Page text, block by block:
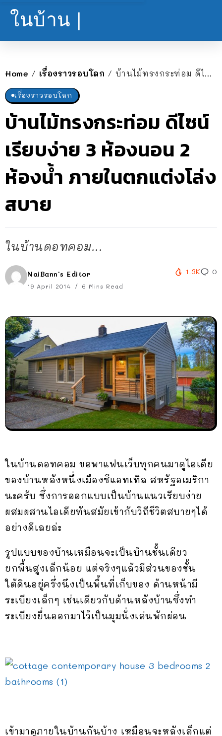
ในบ้าน |
Home / เรื่องราวรอบโลก / บ้านไม้ทรงกระท่อม ดีไซน์เรียบง่าย 3 ห้องนอน 2 ห้องน้ำ ภายในตกแต่งโล่งสบาย
เรื่องราวรอบโลก
บ้านไม้ทรงกระท่อม ดีไซน์
เรียบง่าย 3 ห้องนอน 2
ห้องน้ำ ภายในตกแต่งโล่ง
สบาย
ในบ้านดอทคอม...
NaiBann's Editor
19 April 2014 6 Mins Read
1.3K 0
ในบ้านดอทคอม ขอพาแฟนเว็บทุกคนมาดูไอเดีย
ของบ้านหลังหนึ่งเมืองซีแอทเทิล สหรัฐอเมริกา
นะครับ ซึ่งการออกแบบเป็นบ้านแนวเรียบง่าย
ผสมผสานไอเดียทันสมัยเข้ากับวิถีชีวิตสบายๆได้
อย่างดีเลยล่ะ
รูปแบบของบ้านเหมือนจะเป็นบ้านชั้นเดียว
ยกพื้นสูงเล็กน้อย แต่จริงๆแล้วมีส่วนของชั้น
ใต้ดินอยู่ครึ่งนึงเป็นพื้นที่เก็บของ ด้านหน้ามี
ระเบียงเล็กๆ เช่นเดียวกับด้านหลังบ้านซึ่งทำ
ระเบียงยื่นออกมาไว้เป็นมุมนั่งเล่นพักผ่อน
เข้ามาดูภายในบ้านกันบ้าง เหมือนจะหลังเล็กแต่